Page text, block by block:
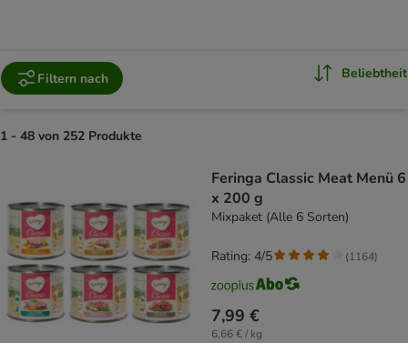
Filtern nach Beliebtheit
1 - 48 von 252 Produkte
Feringa Classic Meat Menü 6
x 200 g
Mixpaket (Alle 6 Sorten)
7,99 €
6,66 € / kg
Rating: 4/5 (1164)